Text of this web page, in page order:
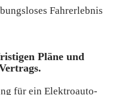
Fahrerlebnis
Pläne und
für ein Elektroauto-